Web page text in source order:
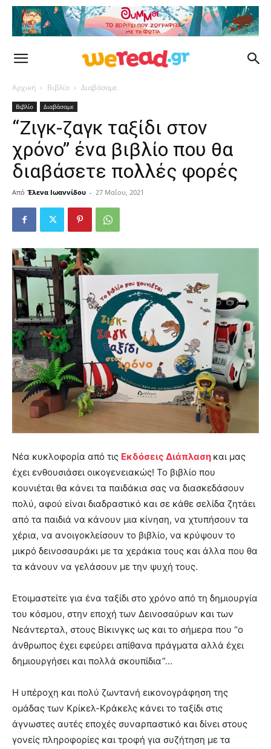
Αρχική Βιβλίο Διαβάσαμε
Βιβλίο Διαβάσαμε
“Ζιγκ-ζαγκ ταξίδι στον
χρόνο” ένα βιβλίο που θα
διαβάσετε πολλές φορές
Από Έλενα Ιωαννίδου - 27 Μαΐου, 2021
Νέα κυκλοφορία από τις Εκδόσεις Διάπλαση και μας
έχει ενθουσιάσει οικογενειακώς! Το βιβλίο που
κουνιέται θα κάνει τα παιδάκια σας να διασκεδάσουν
πολύ, αφού είναι διαδραστικό και σε κάθε σελίδα ζητάει
από τα παιδιά να κάνουν μια κίνηση, να χτυπήσουν τα
χέρια, να ανοιγοκλείσουν το βιβλίο, να κρύψουν το
μικρό δεινοσαυράκι με τα χεράκια τους και άλλα που θα
τα κάνουν να γελάσουν με την ψυχή τους.
Ετοιμαστείτε για ένα ταξίδι στο χρόνο από τη δημιουργία
του κόσμου, στην εποχή των Δεινοσαύρων και των
Νεάντερταλ, στους Βίκινγκς ως και το σήμερα που “ο
άνθρωπος έχει εφεύρει απίθανα πράγματα αλλά έχει
δημιουργήσει και πολλά σκουπίδια”…
Η υπέροχη και πολύ ζωντανή εικονογράφηση της
ομάδας των Κρίκελ-Κράκελς κάνει το ταξίδι στις
άγνωστες αυτές εποχές συναρπαστικό και δίνει στους
γονείς πληροφορίες και τροφή για συζήτηση με τα